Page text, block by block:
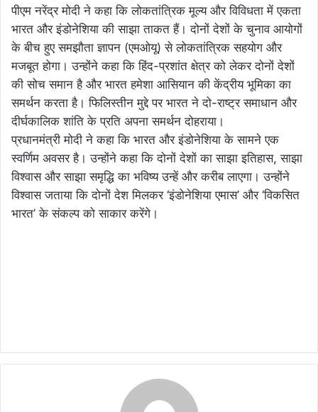
पीएम नरेंद्र मोदी ने कहा कि लोकतांत्रिक मूल्य और विविधता में एकता
भारत और इंडोनेशिया की साझा ताकत हैं। दोनों देशों के चुनाव आयोगों
के बीच हुए समझौता ज्ञापन (एमओयू) से लोकतांत्रिक सहयोग और
मजबूत होगा। उन्होंने कहा कि हिंद-प्रशांत क्षेत्र को लेकर दोनों देशों
की सोच समान है और भारत हमेशा आसियान की केंद्रीय भूमिका का
समर्थन करता है। फिलिस्तीन मुद्दे पर भारत ने दो-राष्ट्र समाधान और
दीर्घकालिक शांति के प्रति अपना समर्थन दोहराया।
प्रधानमंत्री मोदी ने कहा कि भारत और इंडोनेशिया के सामने एक
स्वर्णिम अवसर है। उन्होंने कहा कि दोनों देशों का साझा इतिहास, साझा
विश्वास और साझा समृद्धि का भविष्य उन्हें और करीब लाएगा। उन्होंने
विश्वास जताया कि दोनों देश मिलकर ‘इंडोनेशिया एमास’ और ‘विकसित
भारत’ के संकल्प को साकार करेंगे।